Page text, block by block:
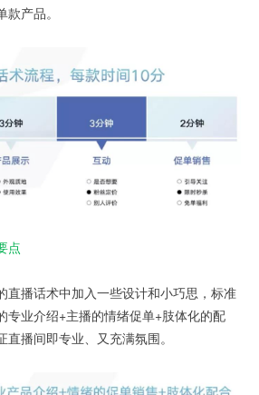
产品。
点
直播话术中加入一些设计和小巧思，标准
专业介绍+主播的情绪促单+肢体化的配
播间即专业、又充满氛围。